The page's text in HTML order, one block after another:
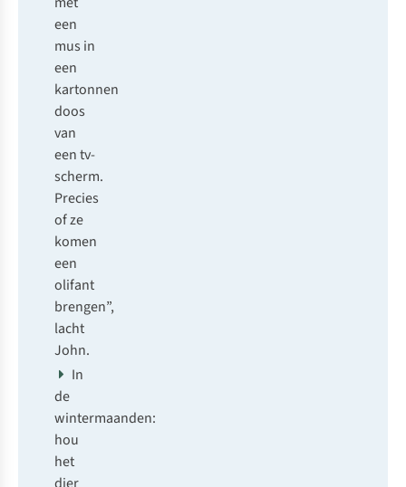
een
mus in
een
kartonnen
doos
van
een tv-
scherm.
Precies
of ze
komen
een
olifant
brengen”,
lacht
John.
In
de
wintermaanden:
hou
het